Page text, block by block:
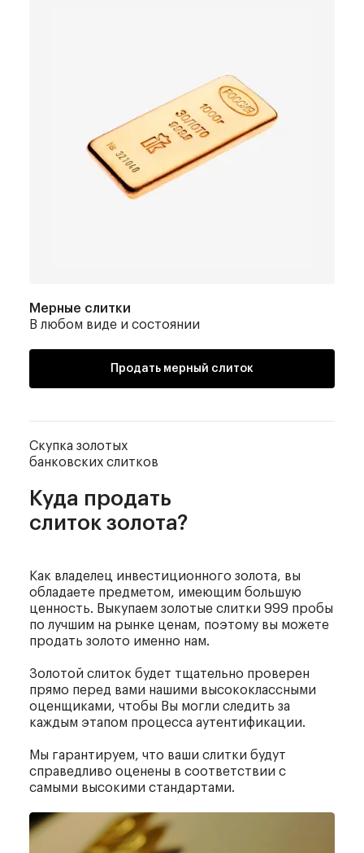
Мерные слитки
В любом виде и состоянии
Продать мерный слиток
Скупка золотых
банковских слитков
Куда продать
слиток золота?
Как владелец инвестиционного золота, вы
обладаете предметом, имеющим большую
ценность. Выкупаем золотые слитки 999 пробы
по лучшим на рынке ценам, поэтому вы можете
продать золото именно нам.
Золотой слиток будет тщательно проверен
прямо перед вами нашими высококлассными
оценщиками, чтобы Вы могли следить за
каждым этапом процесса аутентификации.
Мы гарантируем, что ваши слитки будут
справедливо оценены в соответствии с
самыми высокими стандартами.